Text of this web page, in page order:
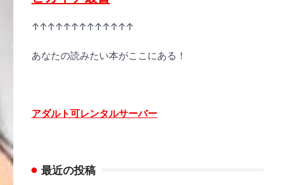
↑↑↑↑↑↑↑↑↑↑↑↑↑
あなたの読みたい本がここにある！
アダルト可レンタルサーバー
最近の投稿